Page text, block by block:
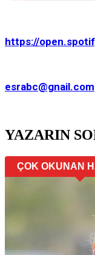
https://
esrabc@gnail.com
YAZARIN
ÇOK OKUNAN